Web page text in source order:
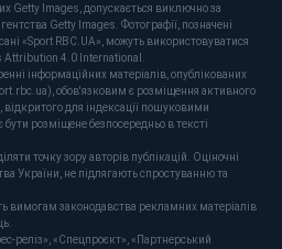
Getty Images, допускається виключно за
Getty Images. Фотографії, позначені
«Sport RBC.UA», можуть використовуватися
Attribution 4.0 International.
інформаційних матеріалів, опублікованих
обов'язковим є розміщення активного
для індексації пошуковими
розміщене безпосередньо в тексті
точку зору авторів публікацій. Оціночні
України, не підлягають спростуванню та
вимогам законодавства рекламних матеріалів
реліз», «Спецпроєкт», «Партнерський